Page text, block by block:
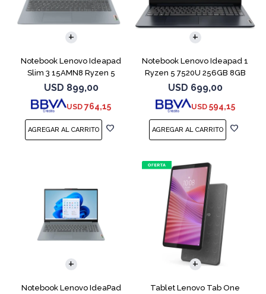
Notebook Lenovo Ideapad
Slim 3 15AMN8 Ryzen 5
7520U 512 16GB
USD 899,00
USD 764,15
Notebook Lenovo Ideapad 1
Ryzen 5 7520U 256GB 8GB
Abyss Blue
USD 699,00
USD 594,15
Notebook Lenovo IdeaPad
Tablet Lenovo Tab One